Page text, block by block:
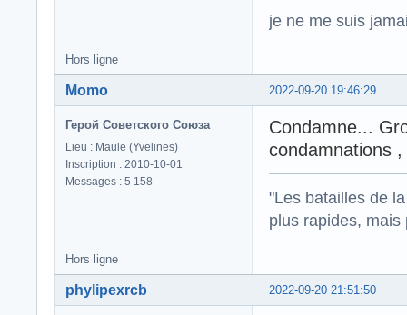
je ne me suis
Hors ligne
2022-09-20 19:46:29
Momo
Герой Советского Союза
Lieu : Maule (Yvelines)
Inscription : 2010-10-01
Messages : 5 158
Condamne...
condamnations
"Les batailles de
plus rapides,
Hors ligne
2022-09-20 21:51:50
phylipexrcb